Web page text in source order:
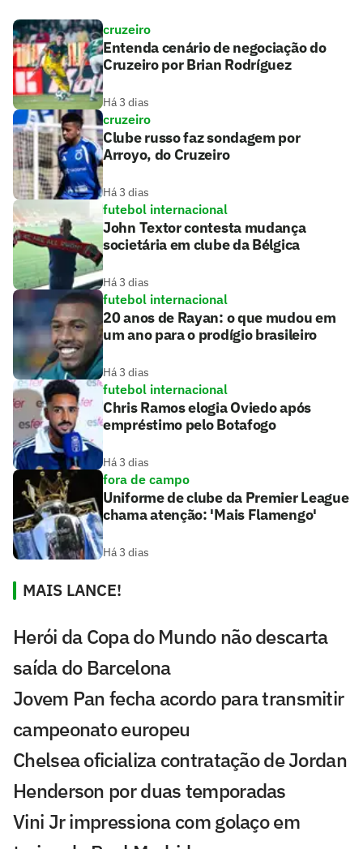
cruzeiro
Entenda cenário de negociação do
Cruzeiro por Brian Rodríguez
Há 3 dias
cruzeiro
Clube russo faz sondagem por
Arroyo, do Cruzeiro
Há 3 dias
futebol internacional
John Textor contesta mudança
societária em clube da Bélgica
Há 3 dias
futebol internacional
20 anos de Rayan: o que mudou em
um ano para o prodígio brasileiro
Há 3 dias
futebol internacional
Chris Ramos elogia Oviedo após
empréstimo pelo Botafogo
Há 3 dias
fora de campo
Uniforme de clube da Premier League
chama atenção: 'Mais Flamengo'
Há 3 dias
MAIS LANCE!
Herói da Copa do Mundo não descarta
saída do Barcelona
Jovem Pan fecha acordo para transmitir
campeonato europeu
Chelsea oficializa contratação de Jordan
Henderson por duas temporadas
Vini Jr impressiona com golaço em